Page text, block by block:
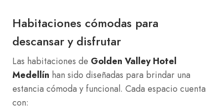
Habitaciones cómodas para
descansar y disfrutar
Las habitaciones de Golden Valley Hotel
Medellín han sido diseñadas para brindar una
estancia cómoda y funcional. Cada espacio cuenta
con: